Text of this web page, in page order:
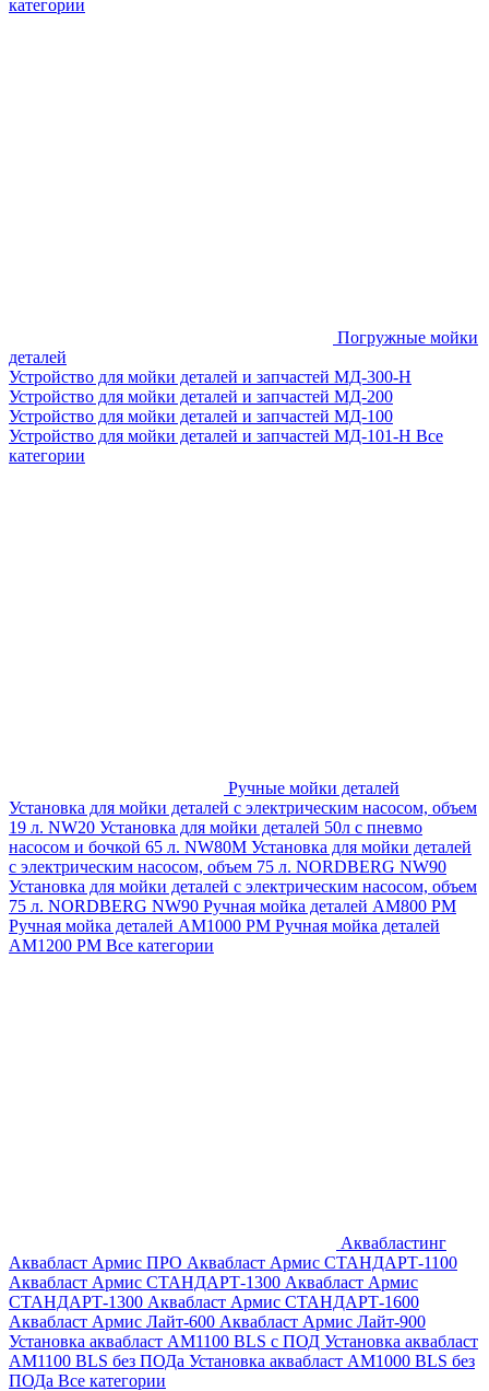
категории
Погружные мойки
деталей
Устройство для мойки деталей и запчастей МД-300-H
Устройство для мойки деталей и запчастей МД-200
Устройство для мойки деталей и запчастей МД-100
Устройство для мойки деталей и запчастей МД-101-Н Все
категории
Ручные мойки деталей
Установка для мойки деталей с электрическим насосом, объем
19 л. NW20 Установка для мойки деталей 50л с пневмо
насосом и бочкой 65 л. NW80M Установка для мойки деталей
с электрическим насосом, объем 75 л. NORDBERG NW90
Установка для мойки деталей с электрическим насосом, объем
75 л. NORDBERG NW90 Ручная мойка деталей АМ800 РМ
Ручная мойка деталей АМ1000 РМ Ручная мойка деталей
АМ1200 РМ Все категории
Аквабластинг
Аквабласт Армис ПРО Аквабласт Армис СТАНДАРТ-1100
Аквабласт Армис СТАНДАРТ-1300 Аквабласт Армис
СТАНДАРТ-1300 Аквабласт Армис СТАНДАРТ-1600
Аквабласт Армис Лайт-600 Аквабласт Армис Лайт-900
Установка аквабласт AM1100 BLS с ПОД Установка аквабласт
AM1100 BLS без ПОДа Установка аквабласт AM1000 BLS без
ПОДа Все категории